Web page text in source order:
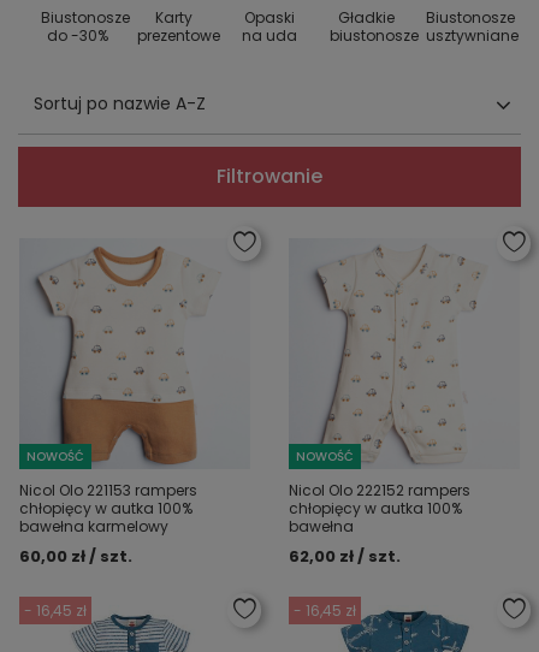
Biustonosze
do -30%
Karty
prezentowe
Opaski
na uda
Gładkie
biustonosze
Biustonosze
usztywniane
Sortuj po nazwie A-Z
Filtrowanie
NOWOŚĆ
Nicol Olo 221153 rampers
chłopięcy w autka 100%
bawełna karmelowy
60,00 zł / szt.
NOWOŚĆ
Nicol Olo 222152 rampers
chłopięcy w autka 100%
bawełna
62,00 zł / szt.
- 16,45 zł - 16,45 zł